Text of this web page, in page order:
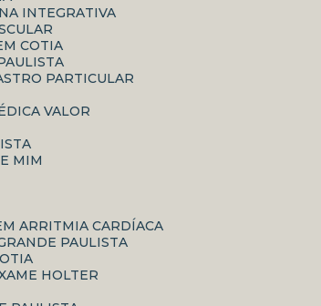
INTEGRATIVA
COTIA
PARTICULAR
VALOR
MIM
ARRITMIA CARDÍACA
PAULISTA
HOLTER